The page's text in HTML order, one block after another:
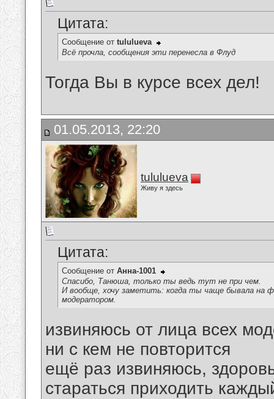
Цитата:
Сообщение от tululueva
Всё прочла, сообщения эти перенесла в Флуд
Тогда Вы в курсе всех дел!
01.05.2013, 22:20
tululueva
Живу я здесь
Цитата:
Сообщение от Анна-1001
Спасибо, Танюша, только ты ведь тут не при чем.
И вообще, хочу заметить: когда ты чаще бывала на
модератором.
извиняюсь от лица всех
ни с кем не повторится
ещё раз извиняюсь,
стараться приходить